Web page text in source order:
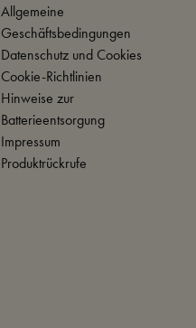
Allgemeine
Geschäftsbedingungen
Datenschutz und Cookies
Cookie-Richtlinien
Hinweise zur
Batterieentsorgung
Impressum
Produktrückrufe